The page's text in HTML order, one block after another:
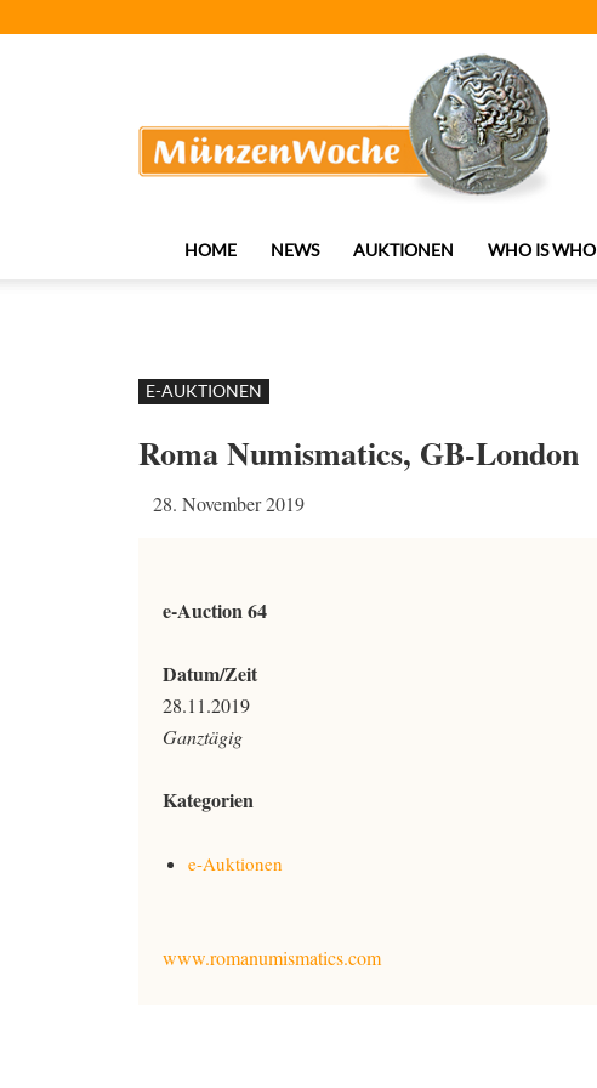
HOME NEWS AUKTIONEN WHO IS WHO
E-AUKTIONEN
Roma Numismatics, GB-London
28. November 2019
e-Auction 64
Datum/Zeit
28.11.2019
Ganztägig
Kategorien
e-Auktionen
www.romanumismatics.com